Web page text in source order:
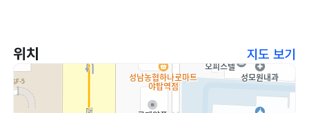
위치 지도 보기